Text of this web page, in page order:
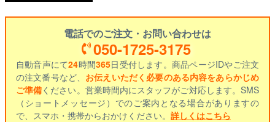
電話でのご注文・お問い合わせは
050-1725-3175
自動音声にて24時間365日受付します。商品ページIDやご注文
の注文番号など、 お伝えいただく必要のある内容をあらかじめ
ご準備ください。営業時間内にスタッフがご対応します。SMS
（ショートメッセージ）でのご案内となる場合がありますの
で、スマホ・携帯からおかけください。 詳しくはこちら